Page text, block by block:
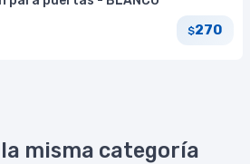
$270
misma categoría